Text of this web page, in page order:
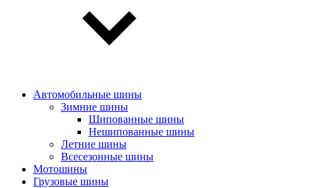
Автомобильные шины
Зимние шины
Шипованные шины
Нешипованные шины
Летние шины
Всесезонные шины
Мотошины
Грузовые шины